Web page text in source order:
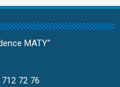
MATY''
72 76